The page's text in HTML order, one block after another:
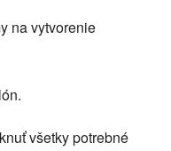
na vytvorenie
všetky potrebné